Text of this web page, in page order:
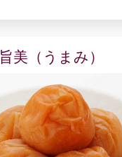
旨美（うまみ）